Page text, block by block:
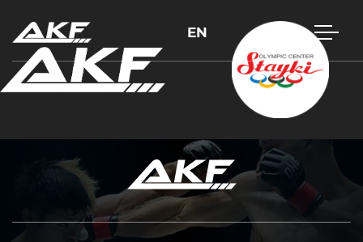
EN
Нажмите Enter для поиска или Esc, чтобы закрыть